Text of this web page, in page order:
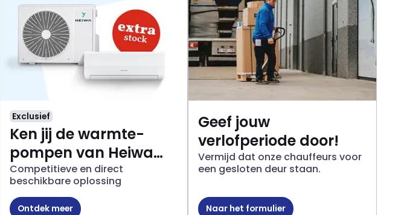
Exclusief
Ken jij de warmte-
pompen van Heiwa
al?
Competitieve en direct
beschikbare oplossing
Ontdek meer
Geef jouw
verlofperiode door!
Vermijd dat onze chauffeurs voor
een gesloten deur staan.
Naar het formulier